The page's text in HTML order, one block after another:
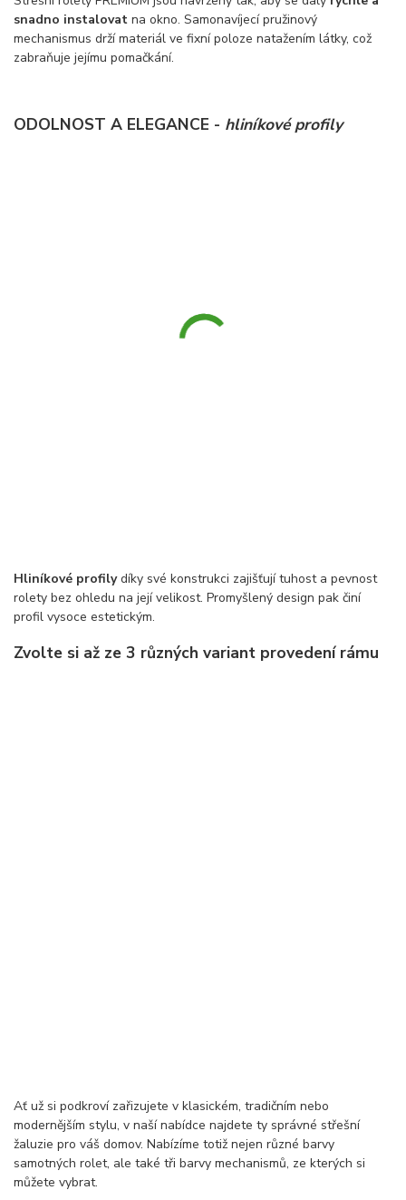
snadno instalovat na okno. Samonavíjecí pružinový
mechanismus drží materiál ve fixní poloze natažením látky, což
zabraňuje jejímu pomačkání.
ODOLNOST A ELEGANCE - hliníkové profily
Hliníkové profilydíky své konstrukci zajišťují tuhost a pevnost
rolety bez ohledu na její velikost. Promyšlený design pak činí
profil vysoce estetickým.
Zvolte si až ze 3 různých variant provedení rámu
Ať už si podkroví zařizujete v klasickém, tradičním nebo
modernějším stylu, v naší nabídce najdete ty správné střešní
žaluzie pro váš domov. Nabízíme totiž nejen různé barvy
samotných rolet, ale také tři barvy mechanismů, ze kterých si
můžete vybrat.